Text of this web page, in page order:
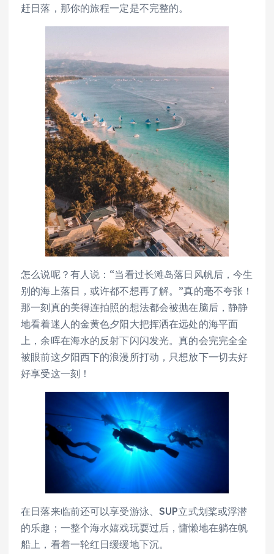
赶日落，那你的旅程一定是不完整的。
怎么说呢？有人说：“当看过长滩岛落日风帆后，今生
别的海上落日，或许都不想再了解。”真的毫不夸张！
那一刻真的美得连拍照的想法都会被抛在脑后，静静
地看着迷人的金黄色夕阳大把挥洒在远处的海平面
上，余晖在海水的反射下闪闪发光。真的会完完全全
被眼前这夕阳西下的浪漫所打动，只想放下一切去好
好享受这一刻！
在日落来临前还可以享受游泳、SUP立式划桨或浮潜
的乐趣；一整个海水嬉戏玩耍过后，慵懒地在躺在帆
船上，看着一轮红日缓缓地下沉。